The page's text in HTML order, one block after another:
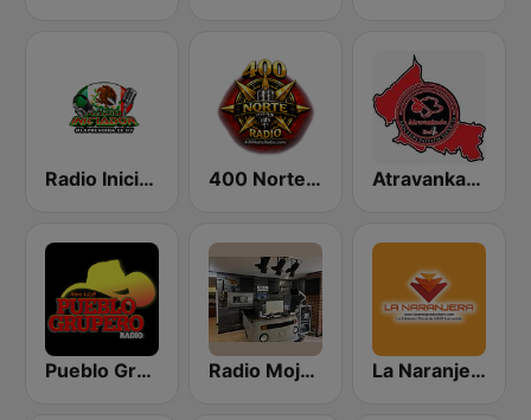
Radio Iniciador 400 Norte Radio Atravankado Radio
Pueblo Grupero Radio Radio Mojarra La Naranjera de Sibers